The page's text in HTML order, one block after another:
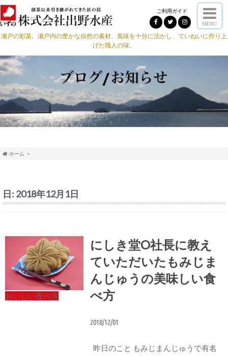
ご利用ガイド
MENU
瀬戸の彩菜。瀬戸内の豊かな自然の素材、風味を十分に活かし、ていねいに作り上
げた職人の味。
ホーム
日: 2018年12月1日
おいしい食べ方
にしき堂O社長に教え
ていただいたもみじま
んじゅうの美味しい食
べ方
2018/12/01
昨日のこと もみじまんじゅうで有名